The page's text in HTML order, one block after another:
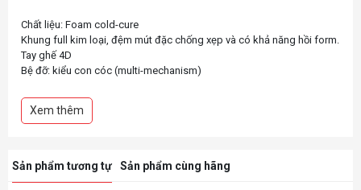
Chất liệu: Foam cold-cure
Khung full kim loại, đệm mút đặc chống xẹp và có khả năng hồi form.
Tay ghế 4D
Bệ đỡ: kiểu con cóc (multi-mechanism)
Ngả lưng 90 – 135 độ
Chân nhôm to bản rất chắc chắn, chịu tải trọng tốt
*Lưu ý: Đệm ngồi và tựa lưng có thể tháo rời được. Phụ kiện module
Xem thêm
Sản phẩm tương tự Sản phẩm cùng hãng